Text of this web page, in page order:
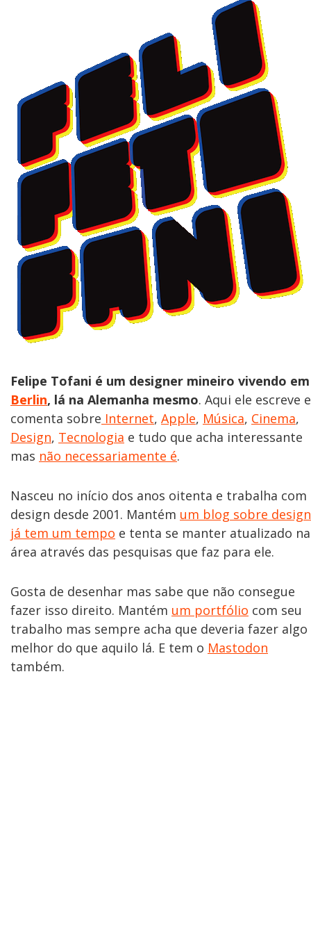
Felipe Tofani é um designer mineiro vivendo em
Berlin, lá na Alemanha mesmo. Aqui ele escreve e
comenta sobre Internet, Apple, Música, Cinema,
Design, Tecnologia e tudo que acha interessante
mas não necessariamente é.
Nasceu no início dos anos oitenta e trabalha com
design desde 2001. Mantém um blog sobre design
já tem um tempo e tenta se manter atualizado na
área através das pesquisas que faz para ele.
Gosta de desenhar mas sabe que não consegue
fazer isso direito. Mantém um portfólio com seu
trabalho mas sempre acha que deveria fazer algo
melhor do que aquilo lá. E tem o Mastodon
também.